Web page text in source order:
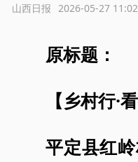
2026-05-27
山西日报
原标题：
【乡村行·
平定县红